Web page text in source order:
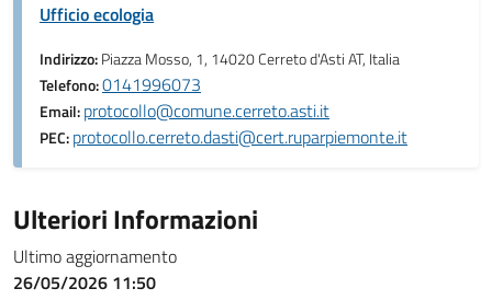
Ufficio ecologia
Indirizzo:Piazza Mosso, 1, 14020 Cerreto d'Asti AT, Italia
Telefono:0141996073
Email:protocollo@comune.cerreto.asti.it
PEC:protocollo.cerreto.dasti@cert.ruparpiemonte.it
Ulteriori Informazioni
Ultimo aggiornamento
26/05/2026 11:50